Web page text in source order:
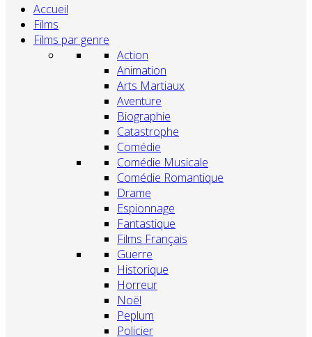
Accueil
Films
Films par genre
Action
Animation
Arts Martiaux
Aventure
Biographie
Catastrophe
Comédie
Comédie Musicale
Comédie Romantique
Drame
Espionnage
Fantastique
Films Français
Guerre
Historique
Horreur
Noël
Peplum
Policier